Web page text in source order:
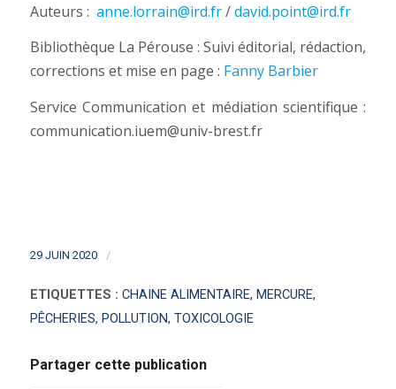
Auteurs : anne.lorrain@ird.fr/david.point@ird.fr
Bibliothèque La Pérouse : Suivi éditorial, rédaction,
corrections et mise en page : Fanny Barbier
Service Communication et médiation scientifique :
communication.iuem@univ-brest.fr
29 JUIN 2020 /
ETIQUETTES : CHAINE ALIMENTAIRE, MERCURE,
PÊCHERIES, POLLUTION, TOXICOLOGIE
Partager cette publication